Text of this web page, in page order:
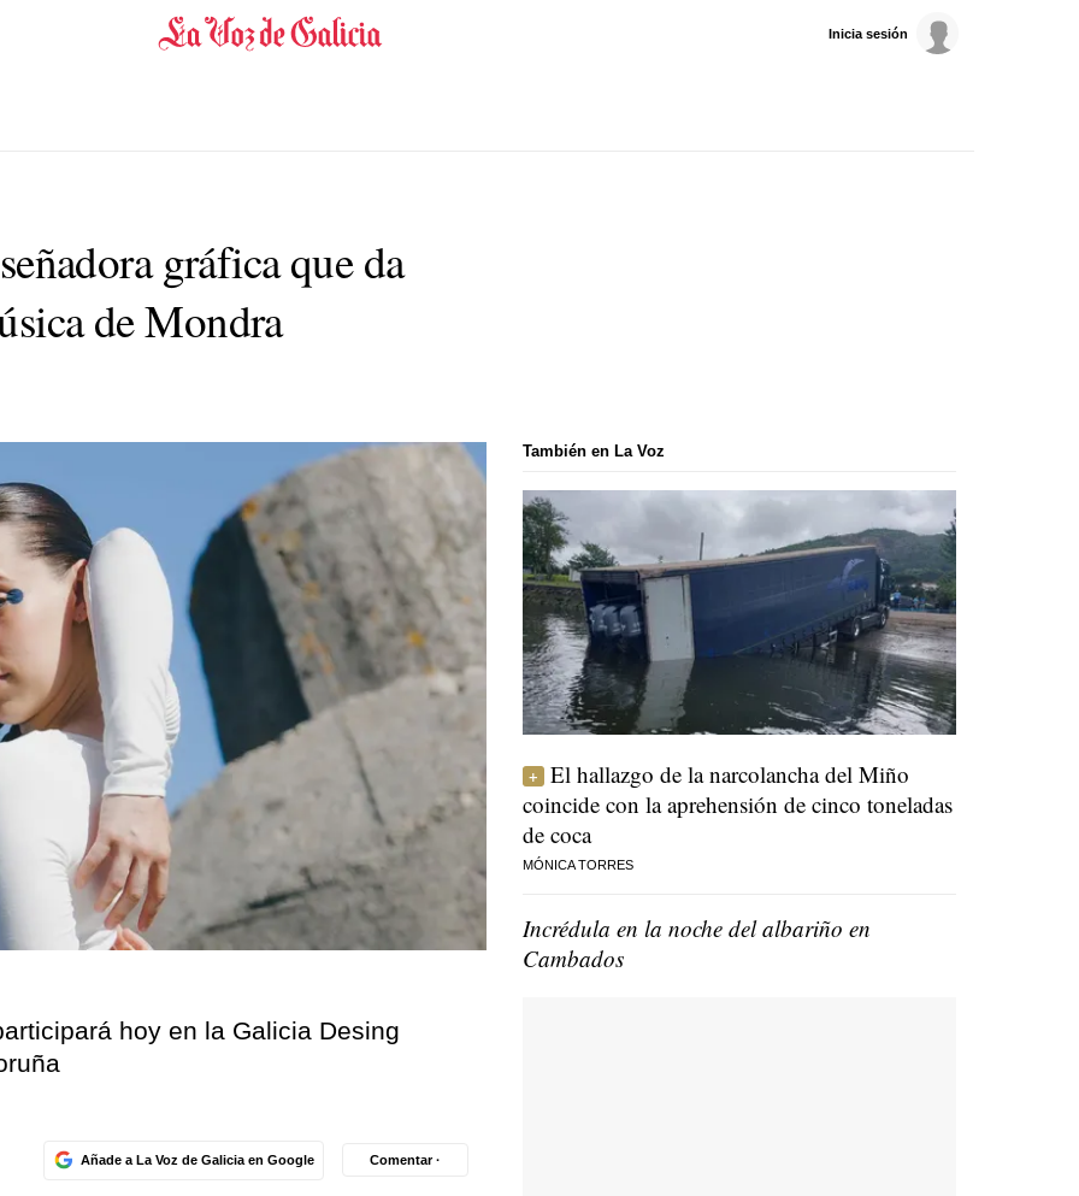
Inicia sesión
gráfica que da
de Mondra
hoy en la Galicia Desing
Añade a La Voz de Galicia en Google Comentar ·
También en La Voz
El hallazgo de la narcolancha del Miño
coincide con la aprehensión de cinco toneladas
de coca
MÓNICA TORRES
Incrédula en la noche del albariño en
Cambados